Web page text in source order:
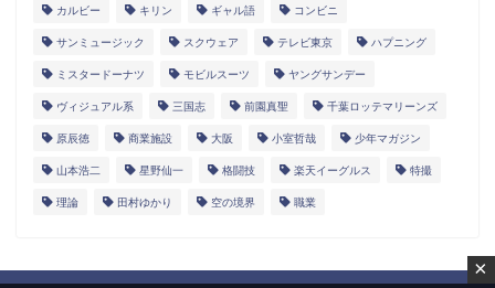
カルビー キリン ギャル語 コンビニ
サンミュージック スクウェア テレビ東京 ハプニング
ミスタードーナツ モビルスーツ ヤングサンデー
ヴィジュアル系 三国志 前園真聖 千葉ロッテマリーンズ
原辰徳 商業施設 大阪 小室哲哉 少年マガジン
山本浩二 星野仙一 格闘技 楽天イーグルス 特撮
理論 田村ゆかり 空の境界 職業
×